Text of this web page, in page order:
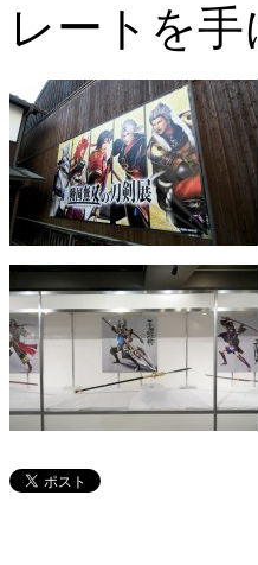
レートを